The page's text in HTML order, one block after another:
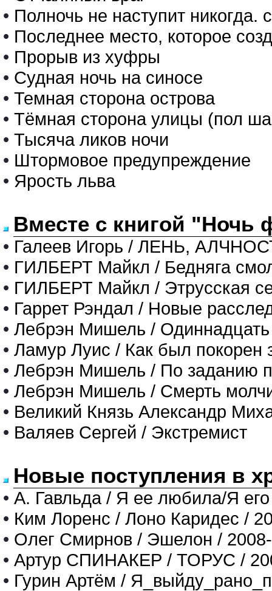
• Полночь не наступит
• Последнее место, которое
• Прорыв из хуфры
• Судная ночь на синосе
• Темная сторона острова
• Тёмная сторона улицы (пол
• Тысяча ликов ночи
• Штормовое предупреждение
• Ярость льва
Вместе с книгой "Ночь
• Галеев Игорь / ЛЕНЬ,
• ГИЛБЕРТ Майкл / Бедняга
• ГИЛБЕРТ Майкл / Этрусская
• Гаррет Рэндал / Новые
• Лебрэн Мишель / Одиннадцать
• Ламур Луис / Как был покорен
• Лебрэн Мишель / По заданию
• Лебрэн Мишель / Смерть
• Великий Князь Александр
• Валяев Сергей / Экстремист
Новые поступления в
• А. Гавльда / Я ее любила/Я
• Ким Лоренс / Лоно Каридес /
• Олег Смирнов / Эшелон /
• Артур СПИНАКЕР / ТОРУС /
• Гурин Артём /